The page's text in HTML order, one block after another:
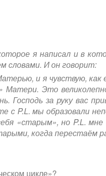
я написал и в
словами. И он говорит:
и я чувствую, как
Это
Господь за руку вас
с P.L. мы образовали
«старым», но P.L. мне
когда перестаём
цикле»?